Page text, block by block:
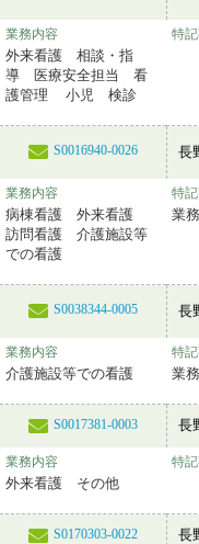
業務内容
外来看護 相談・指
導 医療安全担当 看
護管理 小児 検診
特
S0016940-0026 長
業務内容
病棟看護 外来看護
訪問看護 介護施設等
での看護
特
業
S0038344-0005 長
業務内容
介護施設等での看護
特
業
S0017381-0003 長
業務内容
外来看護 その他
特
S0170303-0022 長